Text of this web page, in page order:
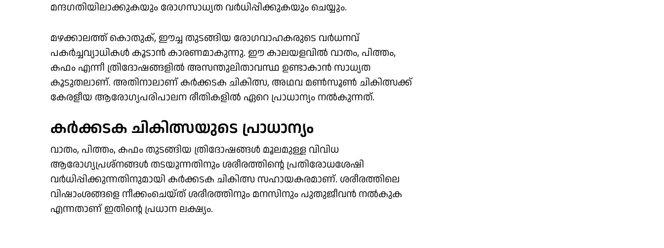
മന്ദഗതിയിലാക്കുകയും രോഗസാധ്യത വര്‍ധിപ്പിക്കുകയും ചെയ്യും.
മഴക്കാലത്ത് കൊതുക്, ഈച്ച തുടങ്ങിയ രോഗവാഹകരുടെ വര്‍ധനവ്
പകര്‍ച്ചവ്യാധികള്‍ കൂടാന്‍ കാരണമാകുന്നു. ഈ കാലയളവില്‍ വാതം, പിത്തം,
കഫം എന്നീ ത്രിദോഷങ്ങളില്‍ അസന്തുലിതാവസ്ഥ ഉണ്ടാകാന്‍ സാധ്യത
കൂടുതലാണ്. അതിനാലാണ് കര്‍ക്കടക ചികിത്സ, അഥവ മണ്‍സൂണ്‍ ചികിത്സക്ക്
കേരളീയ ആരോഗ്യപരിപാലന രീതികളില്‍ ഏറെ പ്രാധാന്യം നല്‍കുന്നത്.
കര്‍ക്കടക ചികിത്സയുടെ പ്രാധാന്യം
വാതം, പിത്തം, കഫം തുടങ്ങിയ ത്രിദോഷങ്ങള്‍ മൂലമുള്ള വിവിധ
ആരോഗ്യപ്രശ്നങ്ങള്‍ തടയുന്നതിനും ശരീരത്തിന്റെ പ്രതിരോധശേഷി
വര്‍ധിപ്പിക്കുന്നതിനുമായി കര്‍ക്കടക ചികിത്സ സഹായകരമാണ്. ശരീരത്തിലെ
വിഷാംശങ്ങളെ നീക്കംചെയ്ത് ശരീരത്തിനും മനസിനും പുതുജീവന്‍ നല്‍കുക
എന്നതാണ് ഇതിന്റെ പ്രധാന ലക്ഷ്യം.